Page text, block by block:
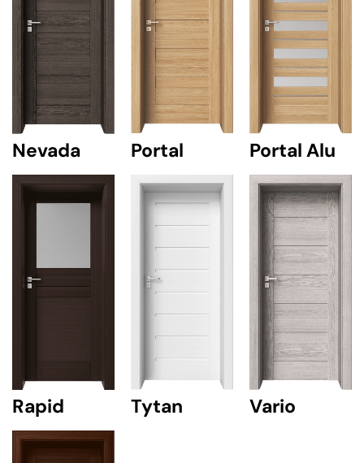
Nevada Portal Portal Alu
Rapid Tytan Vario